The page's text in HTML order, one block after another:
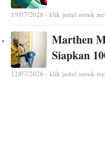
19/07/2026 - klik judul untuk
Marthen
Siapkan
12/07/2026 - klik judul untuk